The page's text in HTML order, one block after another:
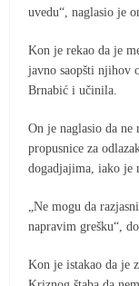
uvedu“, naglasio je
Kon je rekao da je
javno saopšti njihov
Brnabić i učinila.
On je naglasio da ne
propusnice za
dogadjajima, iako je
„Ne mogu da
napravim grešku“,
Kon je istakao da je